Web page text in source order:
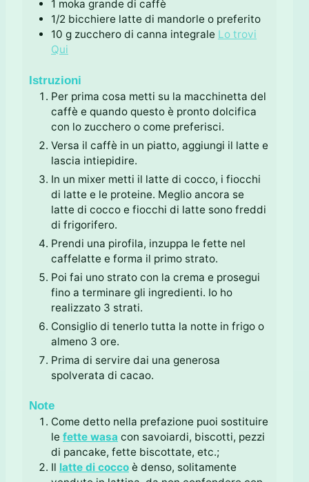
1 moka grande di caffè
1/2 bicchiere latte di mandorle o preferito
10 g zucchero di canna integrale Lo trovi
Qui
Istruzioni
Per prima cosa metti su la macchinetta del
caffè e quando questo è pronto dolcifica
con lo zucchero o come preferisci.
Versa il caffè in un piatto, aggiungi il latte e
lascia intiepidire.
In un mixer metti il latte di cocco, i fiocchi
di latte e le proteine. Meglio ancora se
latte di cocco e fiocchi di latte sono freddi
di frigorifero.
Prendi una pirofila, inzuppa le fette nel
caffelatte e forma il primo strato.
Poi fai uno strato con la crema e prosegui
fino a terminare gli ingredienti. Io ho
realizzato 3 strati.
Consiglio di tenerlo tutta la notte in frigo o
almeno 3 ore.
Prima di servire dai una generosa
spolverata di cacao.
Note
Come detto nella prefazione puoi sostituire
le fette wasa con savoiardi, biscotti, pezzi
di pancake, fette biscottate, etc.;
Il latte di cocco è denso, solitamente